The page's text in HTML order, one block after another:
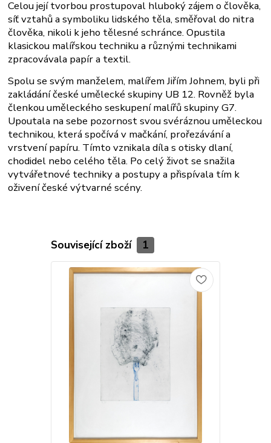
Celou její tvorbou prostupoval hluboký zájem o člověka,
síť vztahů a symboliku lidského těla, směřoval do nitra
člověka, nikoli k jeho tělesné schránce. Opustila
klasickou malířskou techniku a různými technikami
zpracovávala papír a textil.
Spolu se svým manželem, malířem Jiřím Johnem, byli při
zakládání české umělecké skupiny UB 12. Rovněž byla
členkou uměleckého seskupení malířů skupiny G7.
Upoutala na sebe pozornost svou svéráznou uměleckou
technikou, která spočívá v mačkání, prořezávání a
vrstvení papíru. Tímto vznikala díla s otisky dlaní,
chodidel nebo celého těla. Po celý život se snažila
vytvářetnové techniky a postupy a přispívala tím k
oživení české výtvarné scény.
Související zboží 1